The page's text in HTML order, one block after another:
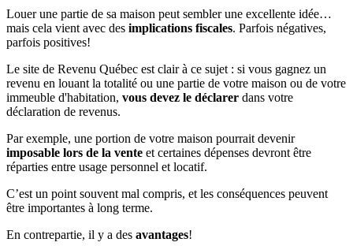
Louer une partie de sa maison peut sembler une excellente idée…
mais cela vient avec des implications fiscales. Parfois négatives,
parfois positives!
Le site de Revenu Québec est clair à ce sujet : si vous gagnez un
revenu en louant la totalité ou une partie de votre maison ou de votre
immeuble d'habitation, vous devez le déclarer dans votre
déclaration de revenus.
Par exemple, une portion de votre maison pourrait devenir
imposable lors de la vente et certaines dépenses devront être
réparties entre usage personnel et locatif.
C’est un point souvent mal compris, et les conséquences peuvent
être importantes à long terme.
En contrepartie, il y a des avantages!